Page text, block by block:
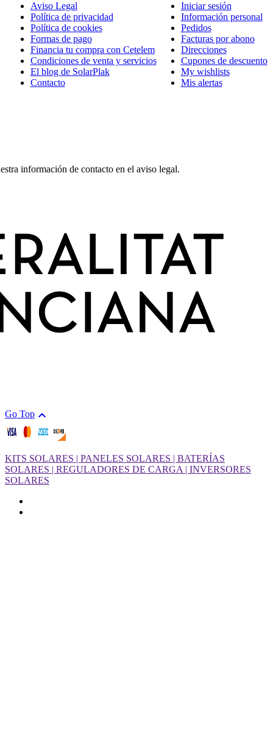
Aviso Legal
Política de privacidad
Política de cookies
Formas de pago
Financia tu compra con Cetelem
Condiciones de venta y servicios
El blog de SolarPlak
Contacto
Iniciar sesión
Información personal
Pedidos
Facturas por abono
Direcciones
Cupones de descuento
My wishlists
Mis alertas
información de contacto en el aviso legal.
Go Top 
KITS SOLARES | PANELES SOLARES | BATERÍAS
SOLARES | REGULADORES DE CARGA | INVERSORES
SOLARES